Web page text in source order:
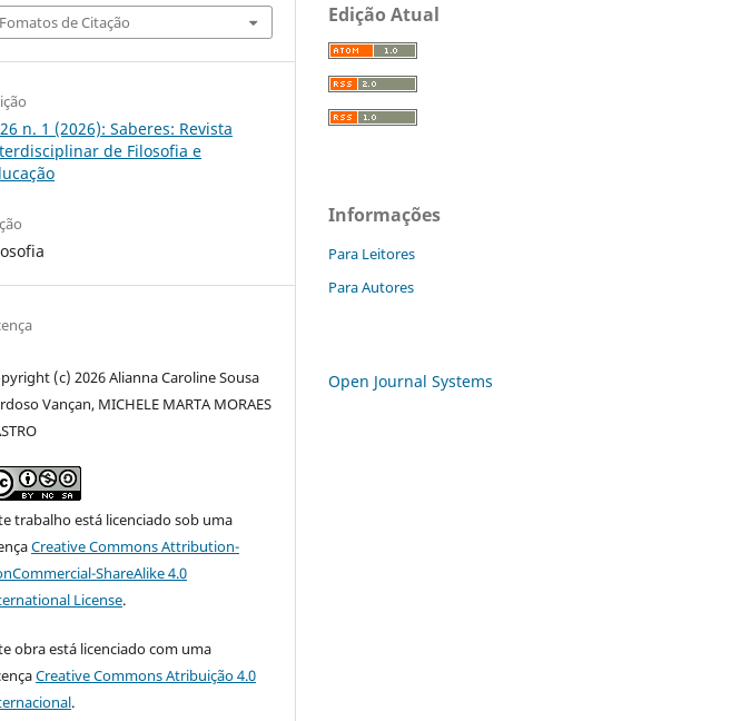
Fomatos de Citação
n. 1 (2026): Saberes: Revista
de Filosofia e
(c) 2026 Alianna Caroline Sousa
Vançan, MICHELE MARTA MORAES
trabalho está licenciado sob uma
Creative Commons Attribution-
ShareAlike 4.0
License.
obra está licenciado com uma
Creative Commons Atribuição 4.0
.
Edição Atual
Informações
Para Leitores
Para Autores
Open Journal Systems